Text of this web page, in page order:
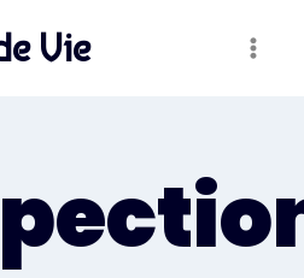
Vie